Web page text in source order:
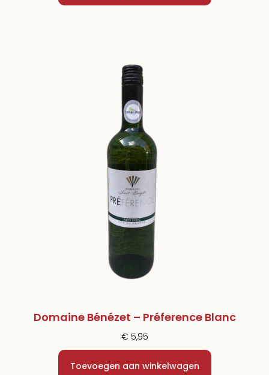
Domaine Bénézet – Préference Blanc
€ 5,95
Toevoegen aan winkelwagen